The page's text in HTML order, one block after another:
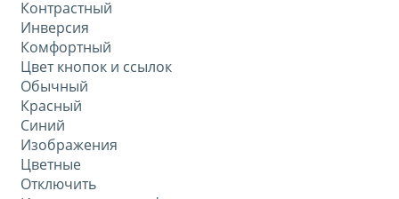
Контрастный
Инверсия
Комфортный
Цвет кнопок и ссылок
Обычный
Красный
Синий
Изображения
Цветные
Отключить